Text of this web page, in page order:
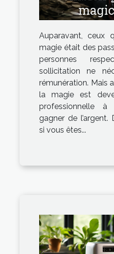
Auparavant, ceux
magie était des
personnes
sollicitation ne
rémunération. Mais
la magie est
professionnelle
gagner de l’argent.
si vous êtes...